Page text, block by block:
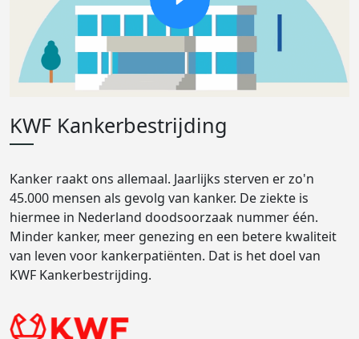
KWF Kankerbestrijding
Kanker raakt ons allemaal. Jaarlijks sterven er zo'n
45.000 mensen als gevolg van kanker. De ziekte is
hiermee in Nederland doodsoorzaak nummer één.
Minder kanker, meer genezing en een betere kwaliteit
van leven voor kankerpatiënten. Dat is het doel van
KWF Kankerbestrijding.